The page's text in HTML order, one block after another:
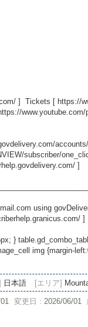
] Tickets [ https://
subscriber/
]
using
]
}
img {margin-
日本語 [エリア]
変更日 : 2026/06/01